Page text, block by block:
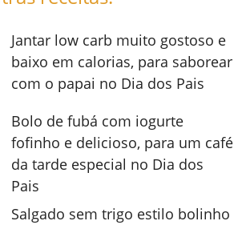
Jantar low carb muito gostoso e
baixo em calorias, para saborear
com o papai no Dia dos Pais
Bolo de fubá com iogurte
fofinho e delicioso, para um café
da tarde especial no Dia dos
Pais
Salgado sem trigo estilo bolinho